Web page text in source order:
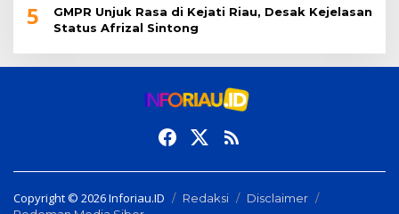
5
GMPR Unjuk Rasa di Kejati Riau, Desak Kejelasan
Status Afrizal Sintong
Copyright © 2026 Inforiau.ID Redaksi
Disclaimer